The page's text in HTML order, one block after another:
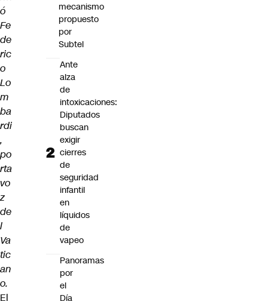
ó
Fe
de
ric
o
Lo
m
ba
rdi
,
po
rta
vo
z
de
l
Va
tic
an
o.
El
mecanismo
propuesto
por
Subtel
Ante
alza
de
intoxicaciones:
Diputados
buscan
exigir
cierres
de
seguridad
infantil
en
líquidos
de
vapeo
Panoramas
por
el
Día